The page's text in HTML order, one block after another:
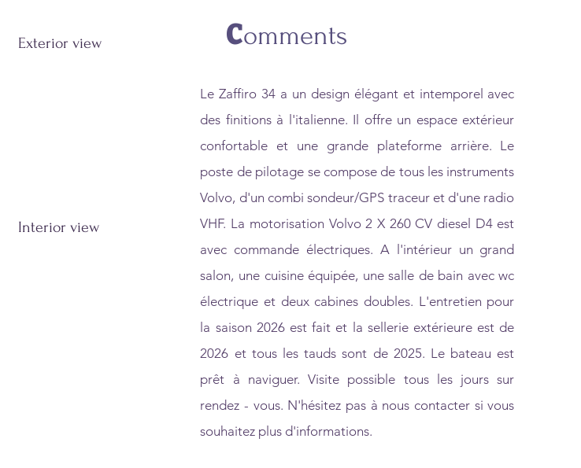
Comments
Le Zaffiro 34 a un design élégant et intemporel avec
des finitions à l'italienne. Il offre un espace extérieur
confortable et une grande plateforme arrière. Le
poste de pilotage se compose de tous les instruments
Volvo, d'un combi sondeur/GPS traceur et d'une radio
VHF. La motorisation Volvo 2 X 260 CV diesel D4 est
avec commande électriques. A l'intérieur un grand
salon, une cuisine équipée, une salle de bain avec wc
électrique et deux cabines doubles. L'entretien pour
la saison 2026 est fait et la sellerie extérieure est de
2026 et tous les tauds sont de 2025. Le bateau est
prêt à naviguer. Visite possible tous les jours sur
rendez - vous. N'hésitez pas à nous contacter si vous
souhaitez plus d'informations.
Exterior view
Interior view